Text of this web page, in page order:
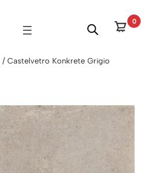
0
/ Castelvetro Konkrete Grigio